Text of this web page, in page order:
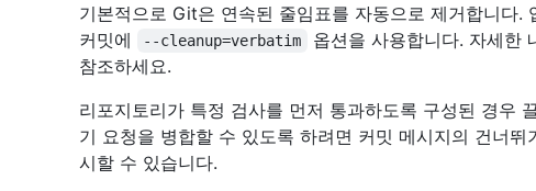
기본적으로 Git은 연속된 줄임표를 자동으로 제거합니다.
커밋에
--cleanup=verbatim 옵션을 사용합니다. 자세한
참조하세요.
리포지토리가 특정 검사를 먼저 통과하도록 구성된 경우
기 요청을 병합할 수 있도록 하려면 커밋 메시지의 건너
시할 수 있습니다.